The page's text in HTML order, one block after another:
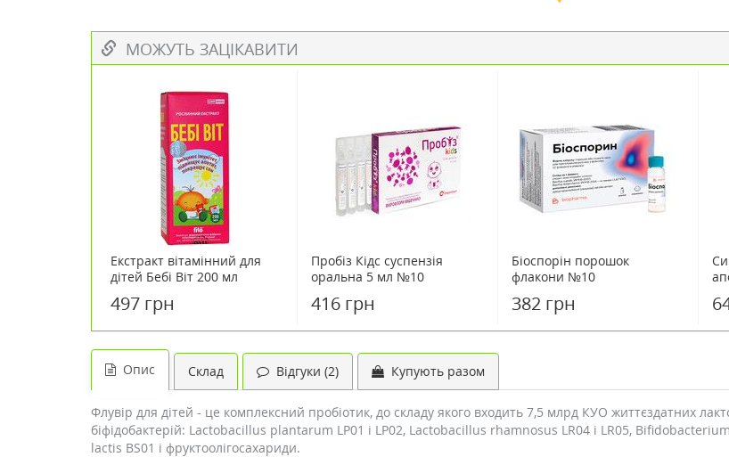
МОЖУТЬ ЗАЦІКАВИТИ
Екстракт вітамінний для
дітей Бебі Віт 200 мл
497 грн
Пробіз Кідс суспензія
оральна 5 мл №10
416 грн
Біоспорін порошок
флакони №10
382 грн
Опис Склад Відгуки (2) Купують разом
Флувір для дітей - це комплексний пробіотик, до складу якого входить 7,5 млрд КУО життєздатних
біфідобактерій: Lactobacillus plantarum LP01 і LP02, Lactobacillus rhamnosus LR04 і LR05, Bifidobacterium
lactis BS01 і фруктоолігосахариди.